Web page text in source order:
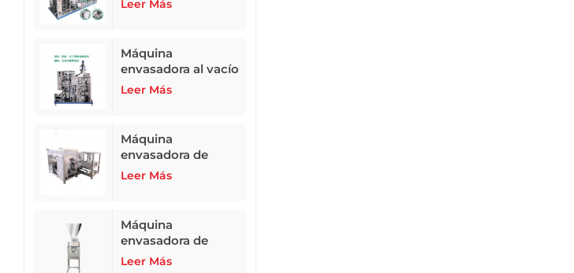
Leer Más
Máquina
envasadora al vacío
hexaédrica
Leer Más
Máquina
envasadora de
alimento para
automática de 10 a
50 kg
Leer Más
Máquina
envasadora de
leche en polvo,
Leer Más